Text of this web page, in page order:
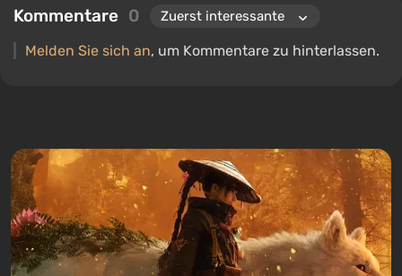
Kommentare 0
Melden Sie sich an, um Kommentare zu hinterlassen.